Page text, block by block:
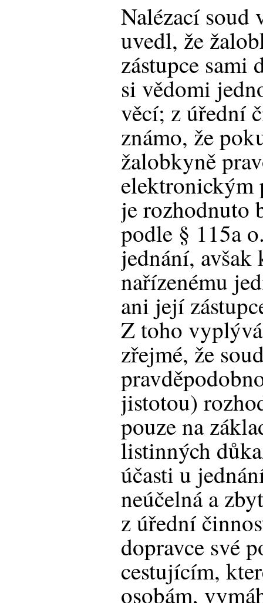
Nalézací soud
uvedl, že
zástupce sami
si vědomi
věcí; z úřední
známo, že
žalobkyně
elektronickým
je rozhodnuto
podle § 115a
jednání, avšak
nařízenému
ani její
Z toho
zřejmé, že
jistotou)
pouze na
listinných
účasti u
neúčelná a
z úřední
dopravce své
cestujícím,
osobám,